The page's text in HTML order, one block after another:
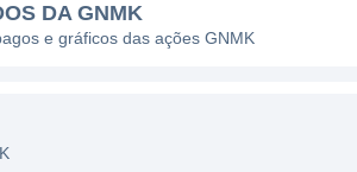
DA GNMK
e gráficos das ações GNMK